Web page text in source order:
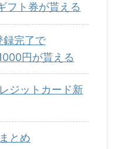
フト券が貰える
録完了で
円が貰える
ジットカード新
とめ